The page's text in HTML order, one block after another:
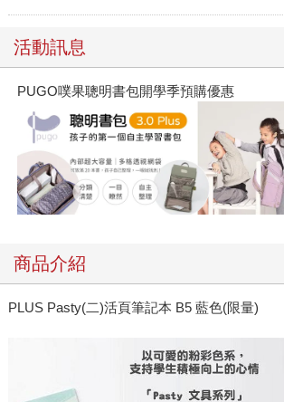
活動訊息
PUGO噗果聰明書包開學季預購優惠
商品介紹
PLUS Pasty(二)活頁筆記本 B5 藍色(限量)